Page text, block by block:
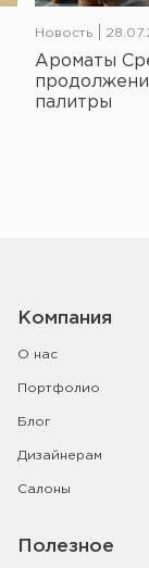
Новость
Ароматы
палитры
Компания
О нас
Портфолио
Блог
Дизайнерам
Салоны
Полезное